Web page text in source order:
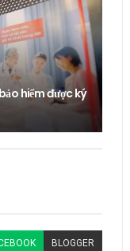
hiểm được ký
BLOGGER